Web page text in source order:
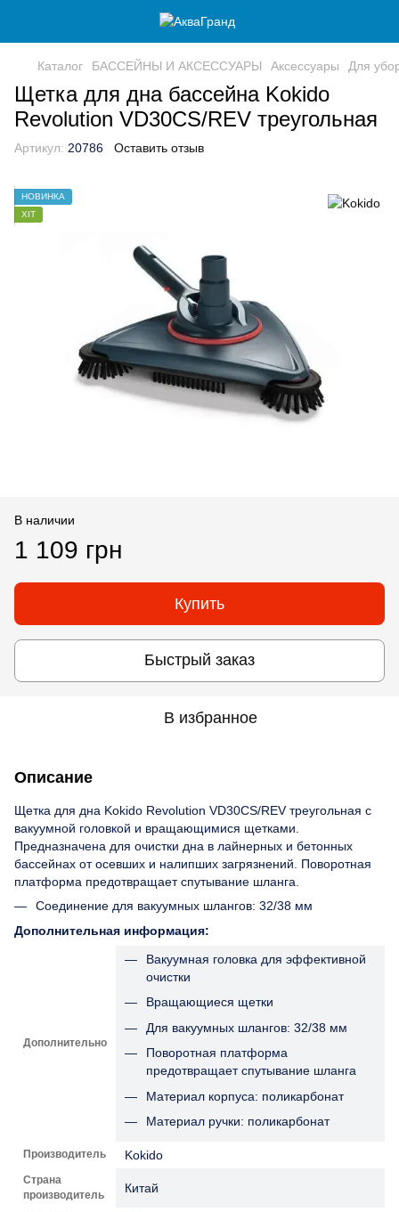
Каталог БАССЕЙНЫ И АКСЕССУАРЫ Аксессуары Для
Щетка для дна бассейна Kokido
Revolution VD30CS/REV треугольная
Артикул: 20786 Оставить отзыв
НОВИНКА
ХІТ
В наличии
1 109 грн
Купить
Быстрый заказ
В избранное
Описание
Щетка для дна Kokido Revolution VD30CS/REV треугольная с
вакуумной головкой и вращающимися щетками.
Предназначена для очистки дна в лайнерных и бетонных
бассейнах от осевших и налипших загрязнений. Поворотная
платформа предотвращает спутывание шланга.
Соединение для вакуумных шлангов: 32/38 мм
Дополнительная информация:
Дополнительно
Вакуумная головка для эффективной
очистки
Вращающиеся щетки
Для вакуумных шлангов: 32/38 мм
Поворотная платформа
предотвращает спутывание шланга
Материал корпуса: поликарбонат
Материал ручки: поликарбонат
Производитель Kokido
Страна
производитель
Китай